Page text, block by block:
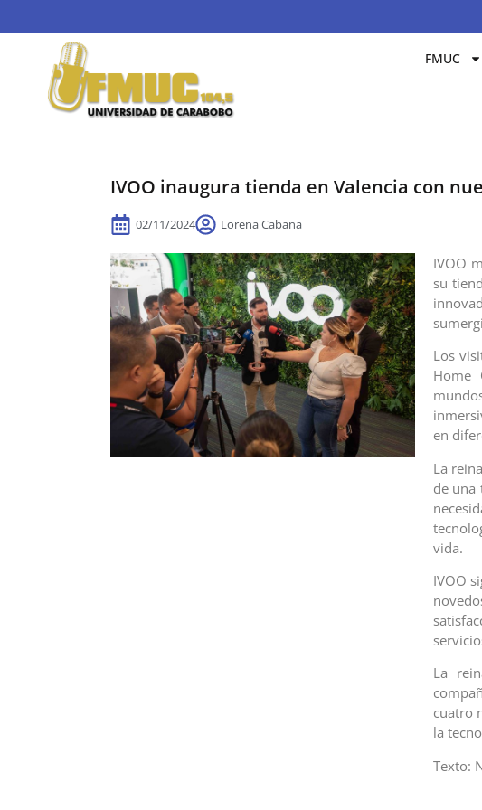
FMUC
IVOO inaugura tienda en Valencia con
02/11/2024 Lorena Cabana
IVOO
su
Los
Home
en
La
de una
vida.
IVOO
La
cuatro
la
Texto: